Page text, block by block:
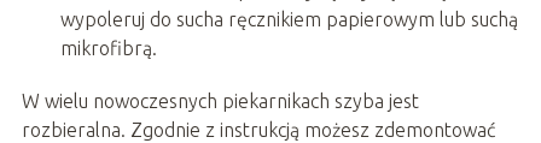
wypoleruj do sucha ręcznikiem papierowym lub suchą
mikrofibrą.
W wielu nowoczesnych piekarnikach szyba jest
rozbieralna. Zgodnie z instrukcją możesz zdemontować